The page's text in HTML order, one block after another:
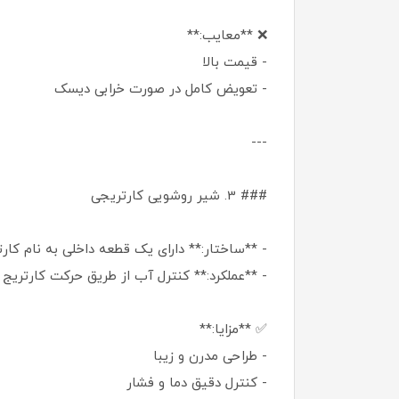
❌ **معایب:**
- قیمت بالا
- تعویض کامل در صورت خرابی دیسک
---
### 3. شیر روشویی کارتریجی
- **ساختار:** دارای یک قطعه داخلی به نام
- **عملکرد:** کنترل آب از طریق حرکت کارتریج
✅ **مزایا:**
- طراحی مدرن و زیبا
- کنترل دقیق دما و فشار